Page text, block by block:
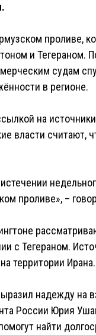
проливе,
и Тегераном.
судам
в регионе.
на
власти считают,
проливе», –
с Тегераном.
территории Ирана.
надежду
России Юрия
найти